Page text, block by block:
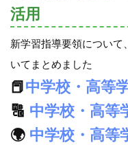
活用
新学習指導要領について
いてまとめました
📕中学校・高等
🔠 中学校・高
🌍 中学校・高